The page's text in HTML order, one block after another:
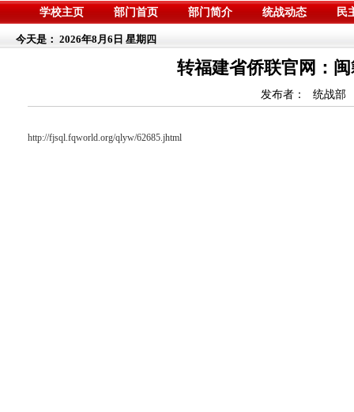
学校主页 部门首页 部门简介 统战动态 民
今天是： 2026年8月6日 星期四
转福建省侨联官网：
发布者： 统战部
http://fjsql.fqworld.org/qlyw/62685.jhtml